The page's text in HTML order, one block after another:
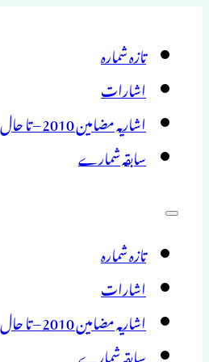
تازہ شمارہ
اشارات
اشاریہ مضامین 2010 – تا حال
سابقہ شمارے
تازہ شمارہ
اشارات
اشاریہ مضامین 2010 – تا حال
سابقہ شمارے